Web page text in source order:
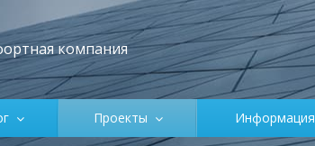
компания
Проекты Информация